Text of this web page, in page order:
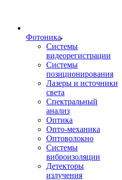
Фотоника
Cистемы
видеорегистрации
Системы
позиционирования
Лазеры и источники
света
Спектральный
анализ
Оптика
Опто-механика
Оптоволокно
Системы
виброизоляции
Детекторы
излучения